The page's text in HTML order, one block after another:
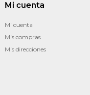
Mi cuenta
Mi cuenta
Mis compras
Mis direcciones